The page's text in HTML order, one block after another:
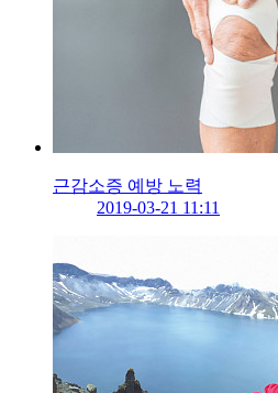
근감소증 예방 노력
2019-03-21 11:11